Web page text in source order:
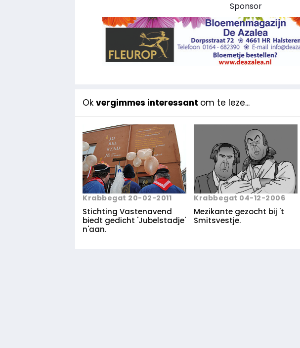
Sponsor
Ok vergimmes interessant om te leze...
Krabbegat 20-02-2011
Stichting Vastenavend
biedt gedicht 'Jubelstadje'
n'aan.
Krabbegat 04-12-2006
Mezikante gezocht bij 't
Smitsvestje.